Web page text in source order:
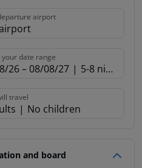
airport
your date range
26– 08/08/27 5-8 nights
travel
No children
and board